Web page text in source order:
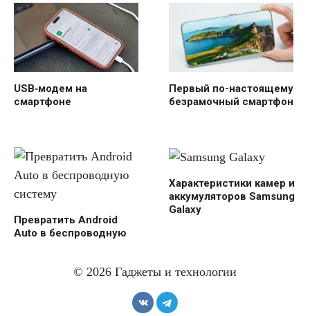
USB‑модем на
смартфоне
Первый по-настоящему
безрамочный смартфон
Превратить Android
Auto в беспроводную
Характеристики камер и
аккумуляторов Samsung
Galaxy
© 2026 Гаджеты и технологии